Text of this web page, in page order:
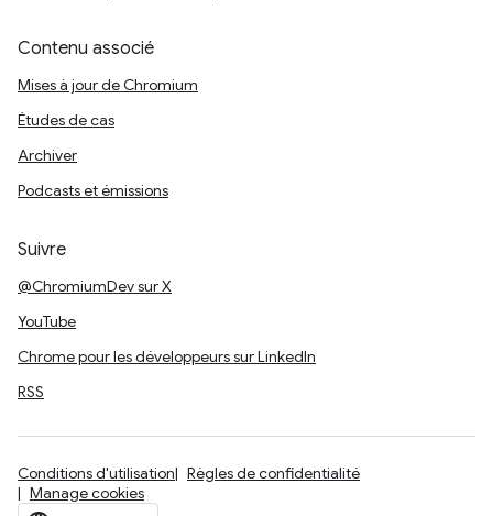
Contenu associé
Mises à jour de Chromium
Études de cas
Archiver
Podcasts et émissions
Suivre
@ChromiumDev sur X
YouTube
Chrome pour les développeurs sur LinkedIn
RSS
Conditions d'utilisation
Règles de confidentialité
Manage cookies